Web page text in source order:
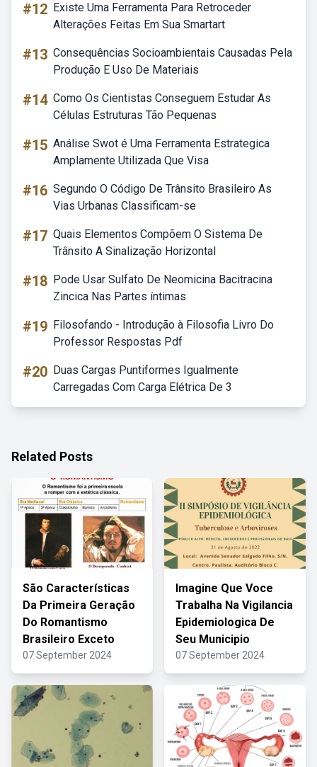
#12 Existe Uma Ferramenta Para Retroceder
Alterações Feitas Em Sua Smartart
#13 Consequências Socioambientais Causadas Pela
Produção E Uso De Materiais
#14 Como Os Cientistas Conseguem Estudar As
Células Estruturas Tão Pequenas
#15 Análise Swot é Uma Ferramenta Estrategica
Amplamente Utilizada Que Visa
#16 Segundo O Código De Trânsito Brasileiro As
Vias Urbanas Classificam-se
#17 Quais Elementos Compõem O Sistema De
Trânsito A Sinalização Horizontal
#18 Pode Usar Sulfato De Neomicina Bacitracina
Zincica Nas Partes íntimas
#19 Filosofando - Introdução à Filosofia Livro Do
Professor Respostas Pdf
#20 Duas Cargas Puntiformes Igualmente
Carregadas Com Carga Elétrica De 3
Related Posts
São Características
Da Primeira Geração
Do Romantismo
Brasileiro Exceto
07 September 2024
Imagine Que Voce
Trabalha Na Vigilancia
Epidemiologica De
Seu Municipio
07 September 2024